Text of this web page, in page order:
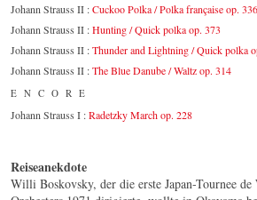
Johann Strauss II :Cuckoo Polka / Polka française op. 336
Johann Strauss II :Hunting / Quick polka op. 373
Johann Strauss II :Thunder and Lightning / Quick polka
Johann Strauss II :The Blue Danube / Waltz op. 314
ENCORE
Johann Strauss I :Radetzky March op. 228
Reiseanekdote
Willi Boskovsky, der die erste Japan-Tournee de